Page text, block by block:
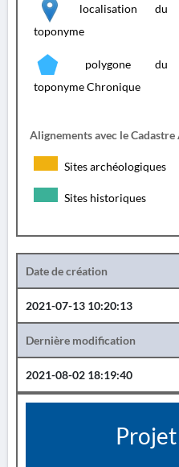
localisation du
toponyme
polygone du
toponyme Chronique
Alignements avec le
Sites archéologiques
Sites historiques
Date de création
2021-07-13 10:20:13
Dernière modification
2021-08-02 18:19:40